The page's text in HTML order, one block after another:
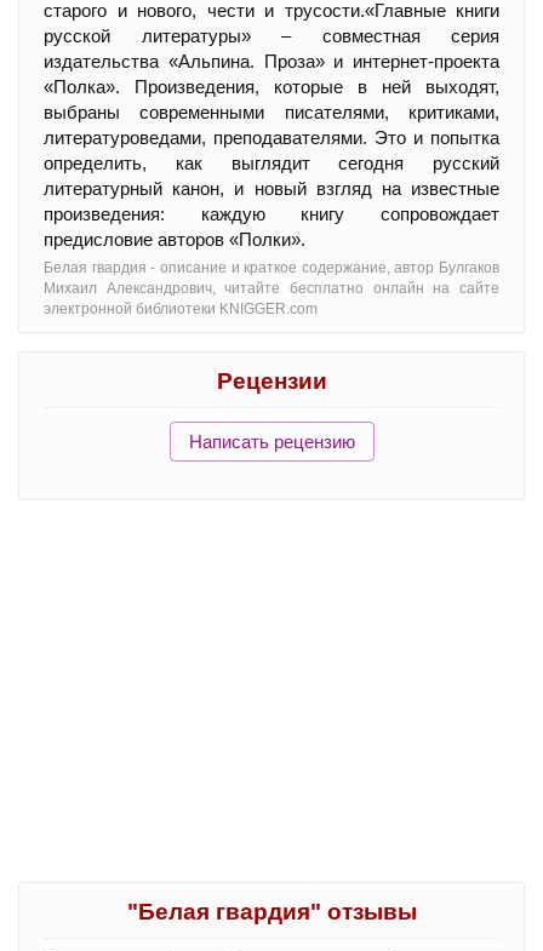
старого и нового, чести и трусости.«Главные книги
русской литературы» – совместная серия
издательства «Альпина. Проза» и интернет-проекта
«Полка». Произведения, которые в ней выходят,
выбраны современными писателями, критиками,
литературоведами, преподавателями. Это и попытка
определить, как выглядит сегодня русский
литературный канон, и новый взгляд на известные
произведения: каждую книгу сопровождает
предисловие авторов «Полки».
Белая гвардия - oписание и краткое содержание, автор Булгаков
Михаил Александрович, читайте бесплатно онлайн на сайте
электронной библиотеки KNIGGER.com
Рецензии
Написать рецензию
"Белая гвардия" отзывы